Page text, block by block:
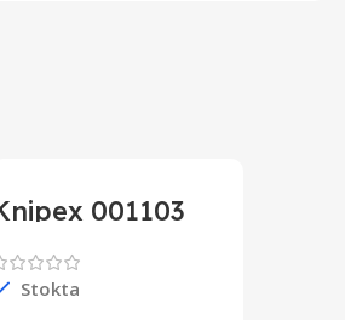
001103
Kumanda Dolabı
Stokta